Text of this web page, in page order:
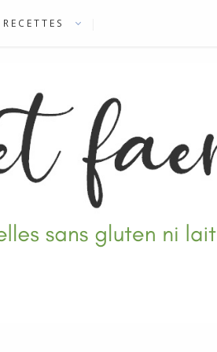
RECETTES